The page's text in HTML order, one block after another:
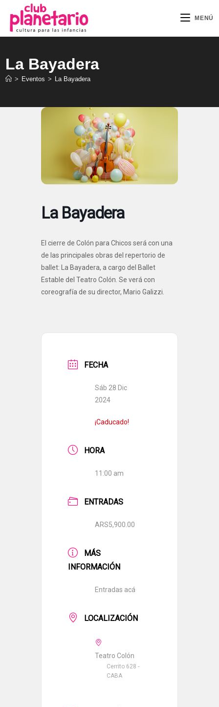
contenido
MENÚ
La Bayadera
> Eventos > La Bayadera
La Bayadera
El cierre de Colón para Chicos será con una
de las principales obras del repertorio de
ballet: La Bayadera, a cargo del Ballet
Estable del Teatro Colón. Se verá con
coreografía de su director, Mario Galizzi.
FECHA
Sáb 28 Dic
2024
¡Caducado!
HORA
11:00 am
ENTRADAS
ARS5,900.00
MÁS
INFORMACIÓN
Entradas acá
LOCALIZACIÓN
Teatro Colón
Cerrito 628 -
CABA